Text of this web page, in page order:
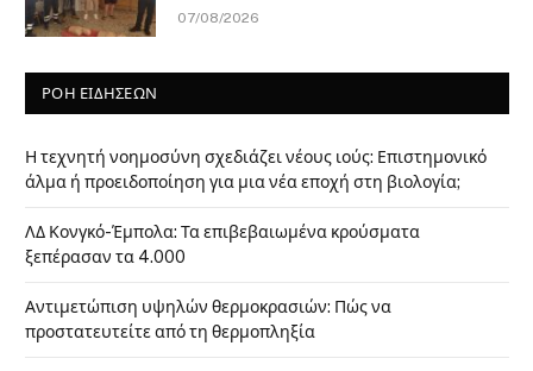
07/08/2026
ΡΟΗ ΕΙΔΗΣΕΩΝ
Η τεχνητή νοημοσύνη σχεδιάζει νέους ιούς: Επιστημονικό
άλμα ή προειδοποίηση για μια νέα εποχή στη βιολογία;
ΛΔ Κονγκό-Έμπολα: Τα επιβεβαιωμένα κρούσματα
ξεπέρασαν τα 4.000
Αντιμετώπιση υψηλών θερμοκρασιών: Πώς να
προστατευτείτε από τη θερμοπληξία